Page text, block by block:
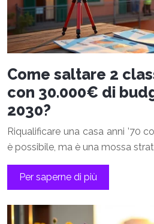
Come saltare 2
con 30.000€ di
2030?
Riqualificare una casa anni ’70
è possibile, ma è una mossa
Per saperne di più